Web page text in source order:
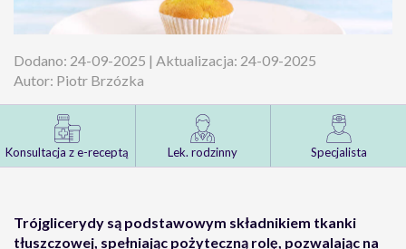
Dodano: 24-09-2025 | Aktualizacja: 24-09-2025
Autor: Piotr Brzózka
Konsultacja z e-receptą Lek. rodzinny Specjalista
Trójglicerydy są podstawowym składnikiem tkanki
tłuszczowej, spełniając pożyteczną rolę, pozwalając na